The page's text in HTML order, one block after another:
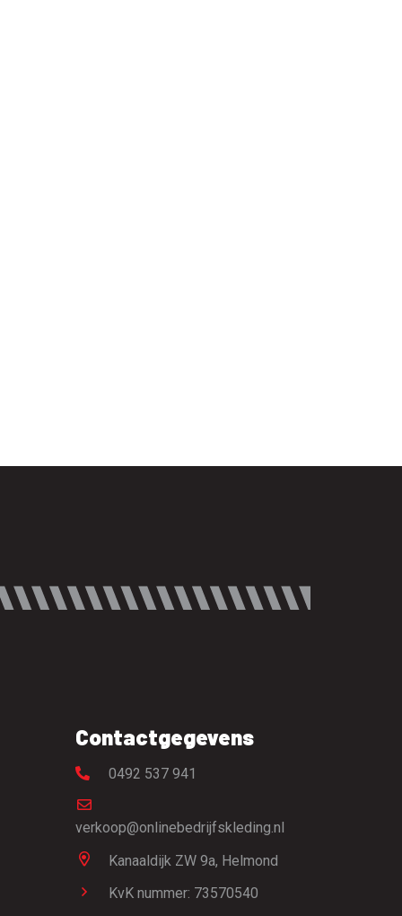
Contactgegevens
0492 537 941
verkoop@onlinebedrijfskleding.nl
Kanaaldijk ZW 9a, Helmond
KvK nummer: 73570540